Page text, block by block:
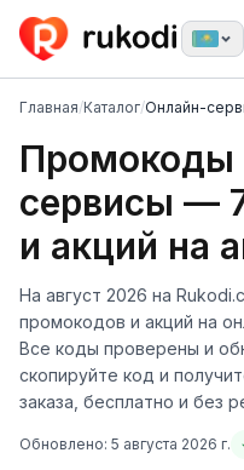
Главная/Каталог/Онлайн-
Промокоды
сервисы —
и акций на
На август 2026 на
промокодов и акций на
Все коды проверены и
скопируйте код и
заказа, бесплатно и без
Обновлено: 5 августа 2026 г.